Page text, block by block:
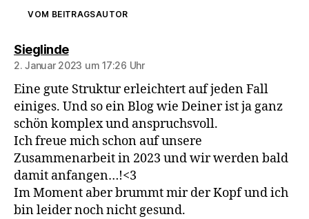
VOM BEITRAGSAUTOR
Sieglindesagt:
2. Januar 2023 um 17:26 Uhr
Eine gute Struktur erleichtert auf jeden Fall
einiges. Und so ein Blog wie Deiner ist ja ganz
schön komplex und anspruchsvoll.
Ich freue mich schon auf unsere
Zusammenarbeit in 2023 und wir werden bald
damit anfangen…!<3
Im Moment aber brummt mir der Kopf und ich
bin leider noch nicht gesund.